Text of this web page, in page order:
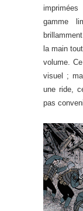
gamme
la main
volume.
visuel ;
une ride,
pas